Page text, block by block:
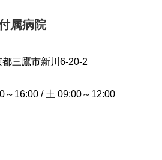
属病院
三鷹市新川6-20-2
～16:00 / 土 09:00～12:00